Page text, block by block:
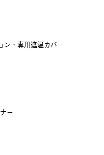
ン・専用遮温カバー
ー